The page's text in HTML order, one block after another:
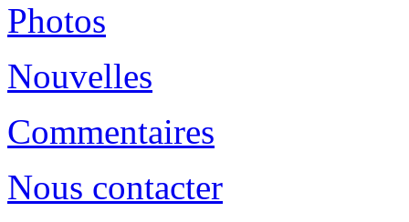
Photos
Nouvelles
Commentaires
Nous contacter